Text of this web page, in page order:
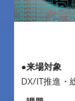
●来場対象
DX/IT推進・